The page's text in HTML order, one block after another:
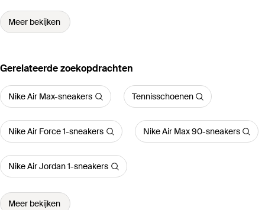
Meer bekijken
Gerelateerde zoekopdrachten
Nike Air Max-sneakers Tennisschoenen
Nike Air Force 1-sneakers Nike Air Max 90-sneakers
Nike Air Jordan 1-sneakers
Meer bekijken